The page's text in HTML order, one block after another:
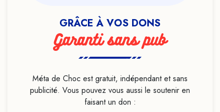
GRÂCE À VOS DONS
Garanti sans pub
Méta de Choc est gratuit, indépendant et sans
publicité. Vous pouvez vous aussi le soutenir en
faisant un don :